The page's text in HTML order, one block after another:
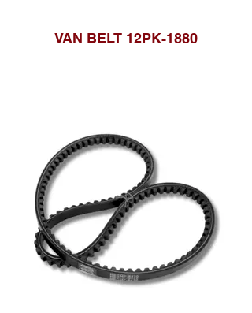
VAN BELT 12PK-1880